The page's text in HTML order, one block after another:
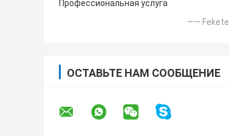
Профессиональная услуга
—— Fekete
ОСТАВЬТЕ НАМ СООБЩЕНИЕ